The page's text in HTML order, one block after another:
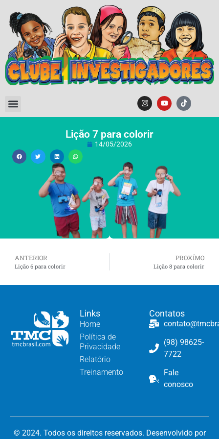
Lição 7 para colorir
14/05/2026
ANTERIOR
Lição 6 para colorir
PROXÍMO
Lição 8 para colorir
Links
Home
Política de
Privacidade
Relatório
Treinamento
Contatos
(98) 98625-
7722
Fale
conosco
© 2024. Todos os direitos reservados. Desenvolvido por